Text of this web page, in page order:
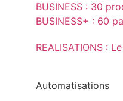
BUSINESS : 30
BUSINESS+ : 60
REALISATIONS :
Automatisations